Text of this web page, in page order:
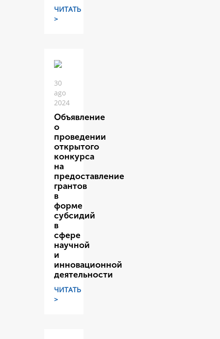
ЧИТАТЬ
>
30
ago
2024
Объявление
о
проведении
открытого
конкурса
на
предоставление
грантов
в
форме
субсидий
в
сфере
научной
и
инновационной
деятельности
ЧИТАТЬ
>